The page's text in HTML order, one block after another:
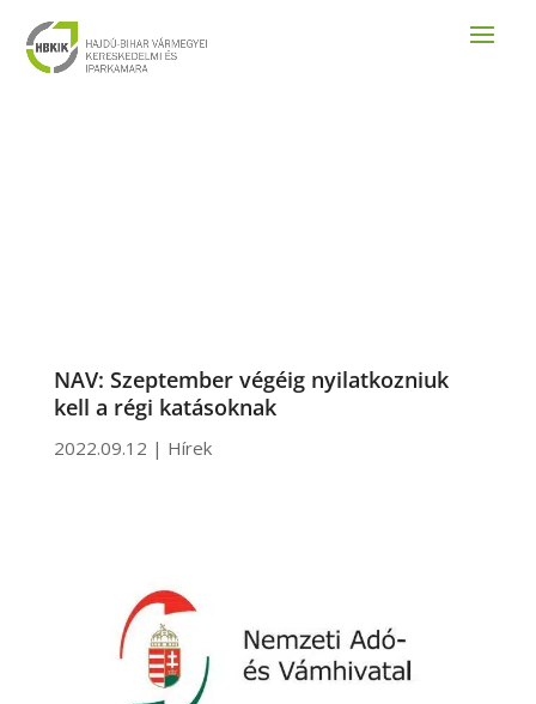
NAV: Szeptember végéig nyilatkozniuk
kell a régi katásoknak
2022.09.12 | Hírek